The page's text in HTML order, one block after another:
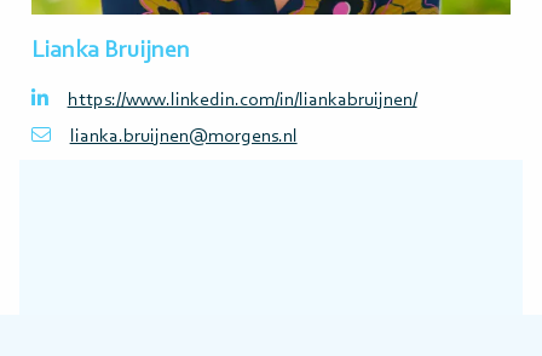
Lianka Bruijnen
https://www.linkedin.com/in/liankabruijnen/
lianka.bruijnen@morgens.nl